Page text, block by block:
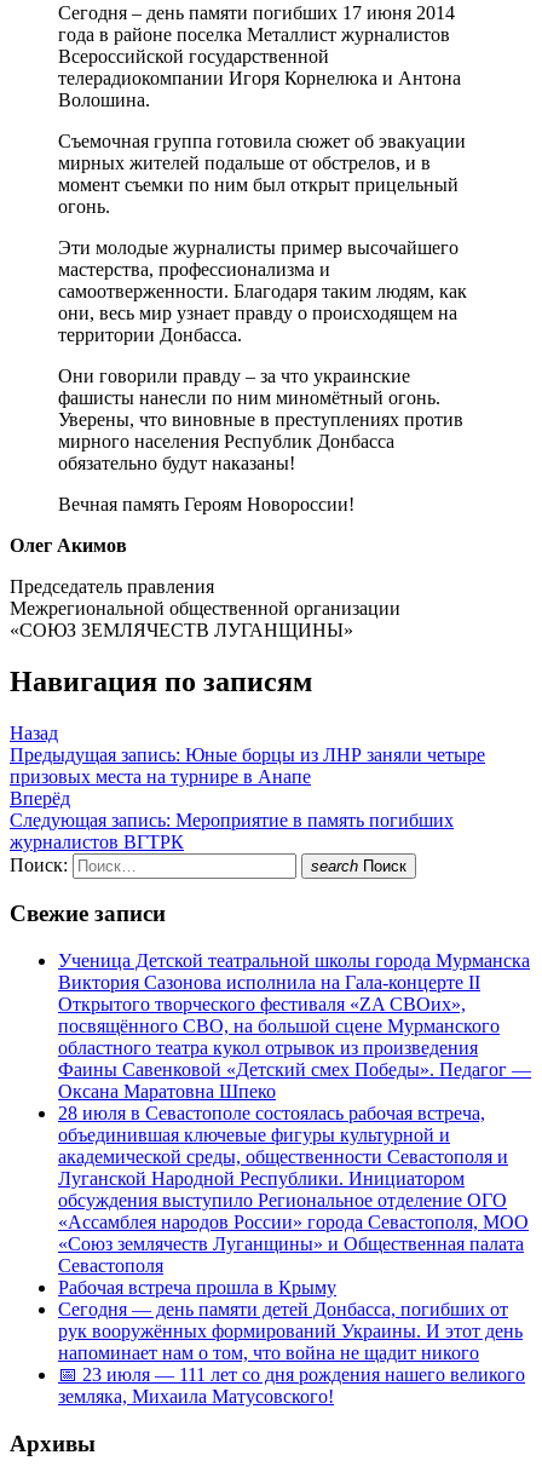
Сегодня – день памяти погибших 17 июня 2014
года в районе поселка Металлист журналистов
Всероссийской государственной
телерадиокомпании Игоря Корнелюка и Антона
Волошина.
Съемочная группа готовила сюжет об эвакуации
мирных жителей подальше от обстрелов, и в
момент съемки по ним был открыт прицельный
огонь.
Эти молодые журналисты пример высочайшего
мастерства, профессионализма и
самоотверженности. Благодаря таким людям, как
они, весь мир узнает правду о происходящем на
территории Донбасса.
Они говорили правду – за что украинские
фашисты нанесли по ним миномётный огонь.
Уверены, что виновные в преступлениях против
мирного населения Республик Донбасса
обязательно будут наказаны!
Вечная память Героям Новороссии!
Олег Акимов
Председатель правления
Межрегиональной общественной организации
«СОЮЗ ЗЕМЛЯЧЕСТВ ЛУГАНЩИНЫ»
Навигация по записям
Назад
Предыдущая запись: Юные борцы из ЛНР заняли четыре
призовых места на турнире в Анапе
Вперёд
Следующая запись: Мероприятие в память погибших
журналистов ВГТРК
Поиск:
search Поиск
Свежие записи
Ученица Детской театральной школы города Мурманска
Виктория Сазонова исполнила на Гала-концерте II
Открытого творческого фестиваля «ZA СВОих»,
посвящённого СВО, на большой сцене Мурманского
областного театра кукол отрывок из произведения
Фаины Савенковой «Детский смех Победы». Педагог —
Оксана Маратовна Шпеко
28 июля в Севастополе состоялась рабочая встреча,
объединившая ключевые фигуры культурной и
академической среды, общественности Севастополя и
Луганской Народной Республики. Инициатором
обсуждения выступило Региональное отделение ОГО
«Ассамблея народов России» города Севастополя, МОО
«Союз землячеств Луганщины» и Общественная палата
Севастополя
Рабочая встреча прошла в Крыму
Сегодня — день памяти детей Донбасса, погибших от
рук вооружённых формирований Украины. И этот день
напоминает нам о том, что война не щадит никого
📅 23 июля — 111 лет со дня рождения нашего великого
земляка, Михаила Матусовского!
Архивы